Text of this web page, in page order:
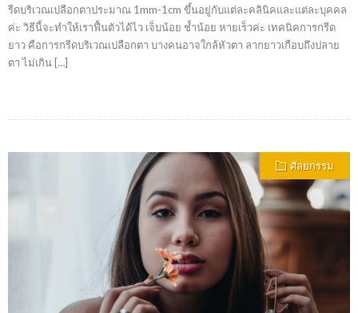
รีดบริเวณเปลือกตาประมาณ 1mm-1cm ขึ้นอยู่กับแต่ละคลินิคและแต่ละบุคคล
ค่ะ วิธีนี้จะทำให้เราฟื้นตัวได้ไว เจ็บน้อย ช้ำน้อย หายเร็วค่ะ เทคนิคการกรีด
ยาว คือการกรีดบริเวณเปลือกตา บางคนอาจใกล้หัวตา ลากยาวเกือบถึงปลาย
ตา ไม่เกิน […]
ศัลยกรรม